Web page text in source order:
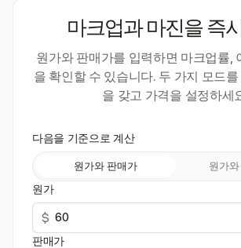
마크업과 마진을 즉
원가와 판매가를 입력하면 마크업률,
을 확인할 수 있습니다. 두 가지 모드
을 갖고 가격을 설정하세
다음을 기준으로 계산
원가와 판매가 원가
원가
$
판매가